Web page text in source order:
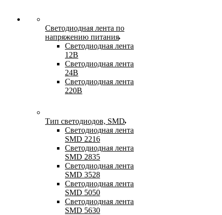
Светодиодная лента по
напряжению питания
Светодиодная лента
12В
Светодиодная лента
24В
Светодиодная лента
220В
Тип светодиодов, SMD
Cветодиодная лента
SMD 2216
Светодиодная лента
SMD 2835
Светодиодная лента
SMD 3528
Светодиодная лента
SMD 5050
Светодиодная лента
SMD 5630